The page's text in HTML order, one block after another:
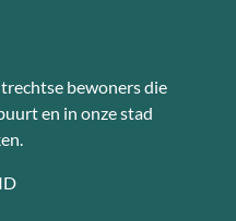
bewoners die
en in onze stad